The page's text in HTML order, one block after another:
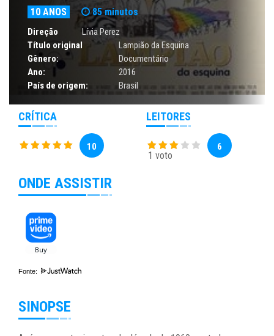
10 ANOS 85 minutos
Direção
Lívia Perez
Título original
Lampião da Esquina
Gênero:
Documentário
Ano:
2016
País de origem:
Brasil
CRÍTICA
10
LEITORES
1 voto
6
ONDE ASSISTIR
Fonte:
SINOPSE